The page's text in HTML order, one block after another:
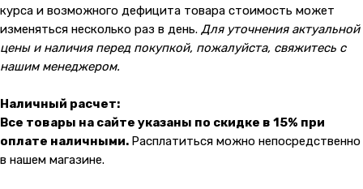
курса и возможного дефицита товара стоимость может
изменяться несколько раз в день. Для уточнения актуальной
цены и наличия перед покупкой, пожалуйста, свяжитесь с
нашим менеджером.
Наличный расчет:
Все товары на сайте указаны по скидке в 15% при
оплате наличными. Расплатиться можно непосредственно
в нашем магазине.
Клиентам
Оплата и доставка
Навигация
Каталог товаров
@ 2019-2026 imalik.ru |Политика конфиденциальности